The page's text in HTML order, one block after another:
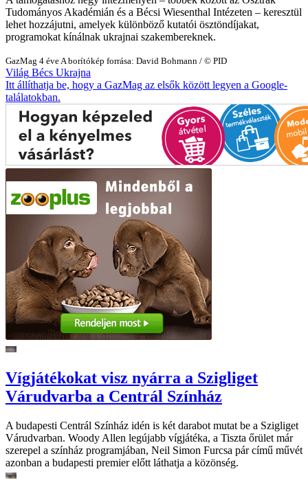
Tudományos Akadémián és a Bécsi Wiesenthal Intézeten – keresztül
lehet hozzájutni, amelyek különböző kutatói ösztöndíjakat,
programokat kínálnak ukrajnai szakembereknek.
GazMag 4 éve A borítókép forrása: David Bohmann / © PID
Világ Bécs Ukrajna
Itt állíthatja be, hogy a GazMag az elsők között legyen a Google-
találatokban.
Vígjátékokat visz nyárra a Szigliget
Várudvarba a Centrál Színház
A budapesti Centrál Színház idén is két darabot mutat be a Szigliget
Várudvarban. Woody Allen legújabb vígjátéka, a Tiszta őrület már
szerepel a színház programjában, Neil Simon Furcsa pár című művét
azonban a budapesti premier előtt láthatja a közönség.